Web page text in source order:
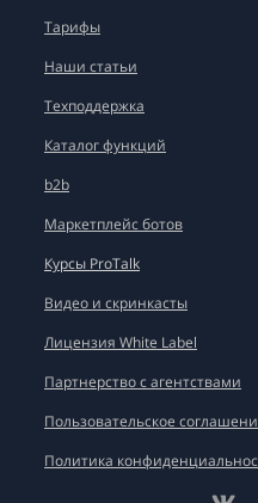
Тарифы
Наши статьи
Техподдержка
Каталог функций
b2b
Маркетплейс ботов
Курсы ProTalk
Видео и скринкасты
Лицензия White Label
Партнерство с агентствами
Пользовательское
Политика